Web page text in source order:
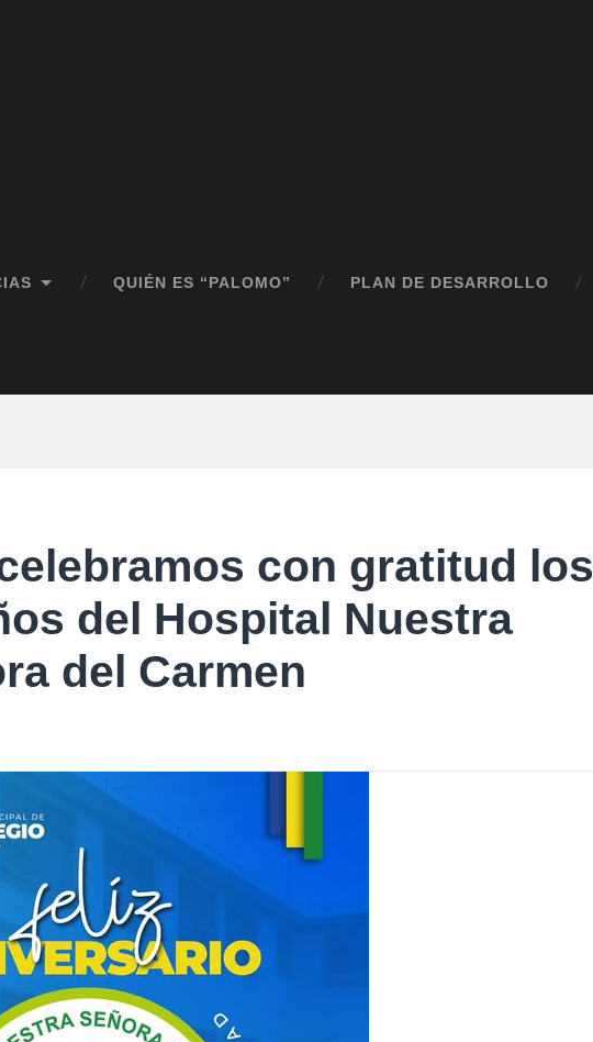
QUIÉN ES “PALOMO” PLAN DE DESARROLLO
con gratitud los
del Hospital Nuestra
del Carmen